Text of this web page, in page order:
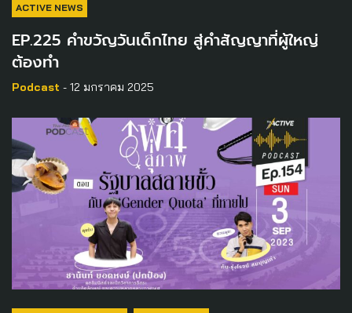
ACTIVE NEWS
EP.225 คำขวัญวันเด็กไทย สู่คำสัญญาที่ผู้ใหญ่
ต้องทำ
Podcast - 12 มกราคม 2025